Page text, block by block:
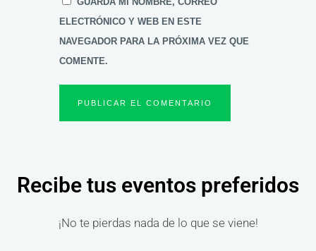
ELECTRÓNICO Y WEB EN ESTE
NAVEGADOR PARA LA PRÓXIMA VEZ QUE
COMENTE.
Recibe tus eventos preferidos
¡No te pierdas nada de lo que se viene!